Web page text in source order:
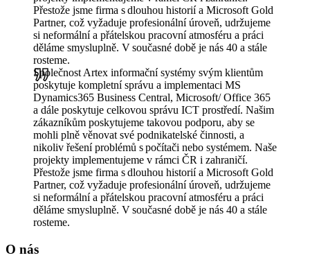
Přestože jsme firma s dlouhou historií a Microsoft Gold
Partner, což vyžaduje profesionální úroveň, udržujeme
si neformální a přátelskou pracovní atmosféru a práci
děláme smysluplně. V současné době je nás 40 a stále
rosteme.
Společnost Artex informační systémy svým klientům
poskytuje kompletní správu a implementaci MS
Dynamics365 Business Central, Microsoft/ Office 365
a dále poskytuje celkovou správu ICT prostředí. Našim
zákazníkům poskytujeme takovou podporu, aby se
mohli plně věnovat své podnikatelské činnosti, a
nikoliv řešení problémů s počítači nebo systémem. Naše
projekty implementujeme v rámci ČR i zahraničí.
Přestože jsme firma s dlouhou historií a Microsoft Gold
Partner, což vyžaduje profesionální úroveň, udržujeme
si neformální a přátelskou pracovní atmosféru a práci
děláme smysluplně. V současné době je nás 40 a stále
rosteme.
O nás